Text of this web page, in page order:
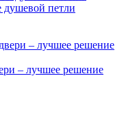
душевой петли
– лучшее решение